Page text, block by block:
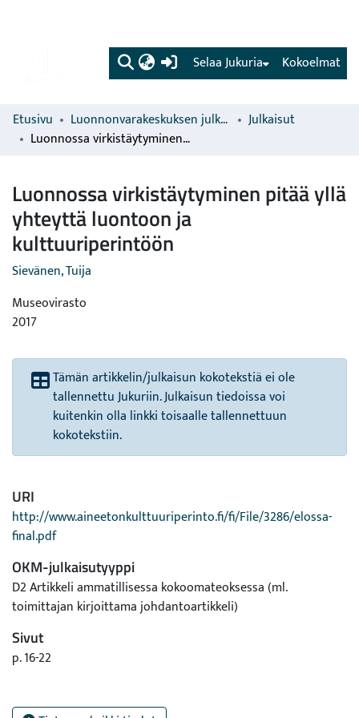
(current) Kokoelmat
Selaa Jukuria
Etusivu Luonnonvarakeskuksen julkaisut
Julkaisut
Luonnossa virkistäytyminen pitää yllä yhteyttä luontoon ja kulttuuriperintöön
Luonnossa virkistäytyminen pitää yllä
yhteyttä luontoon ja
kulttuuriperintöön
Sievänen, Tuija
Museovirasto
2017
Tämän artikkelin/julkaisun kokotekstiä ei ole
tallennettu Jukuriin. Julkaisun tiedoissa voi
kuitenkin olla linkki toisaalle tallennettuun
kokotekstiin.
URI
http://www.aineetonkulttuuriperinto.fi/fi/File/3286/elossa-
final.pdf
OKM-julkaisutyyppi
D2 Artikkeli ammatillisessa kokoomateoksessa (ml.
toimittajan kirjoittama johdantoartikkeli)
Sivut
p. 16-22